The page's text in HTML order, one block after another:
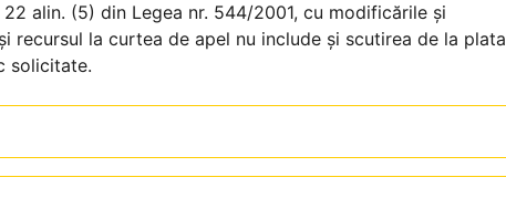
alin. (5) din Legea nr. 544/2001, cu modificările şi
recursul la curtea de apel nu include şi scutirea de la plata
solicitate.